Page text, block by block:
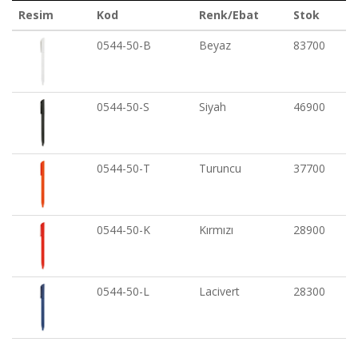
Resim Kod Renk/Ebat
Stok
0544-50-B
Beyaz 83700
0544-50-S Siyah 46900
0544-50-T Turuncu 37700
0544-50-K Kırmızı 28900
0544-50-L Lacivert 28300